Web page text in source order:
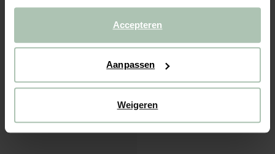
Accepteren
Aanpassen
Weigeren